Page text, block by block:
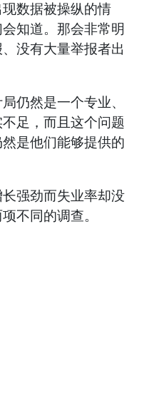
数据被操纵的情
知道。那会非常明
没有大量举报者出
仍然是一个专业、
足，而且这个问题
是他们能够提供的
强劲而失业率却没
不同的调查。